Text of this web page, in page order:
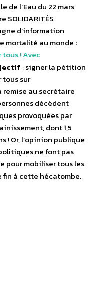
de l’Eau du 22 mars
d’information
mortalité au monde :
! Avec
: signer la pétition
tous sur
au secrétaire
décèdent
provoquées par
dont 1,5
! Or, l’opinion publique
ne font pas
pour mobiliser tous les
fin à cette hécatombe.